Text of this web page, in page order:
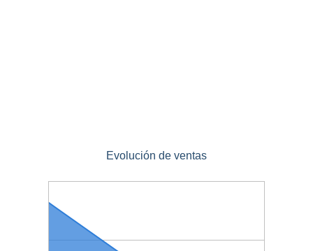
Evolución de ventas